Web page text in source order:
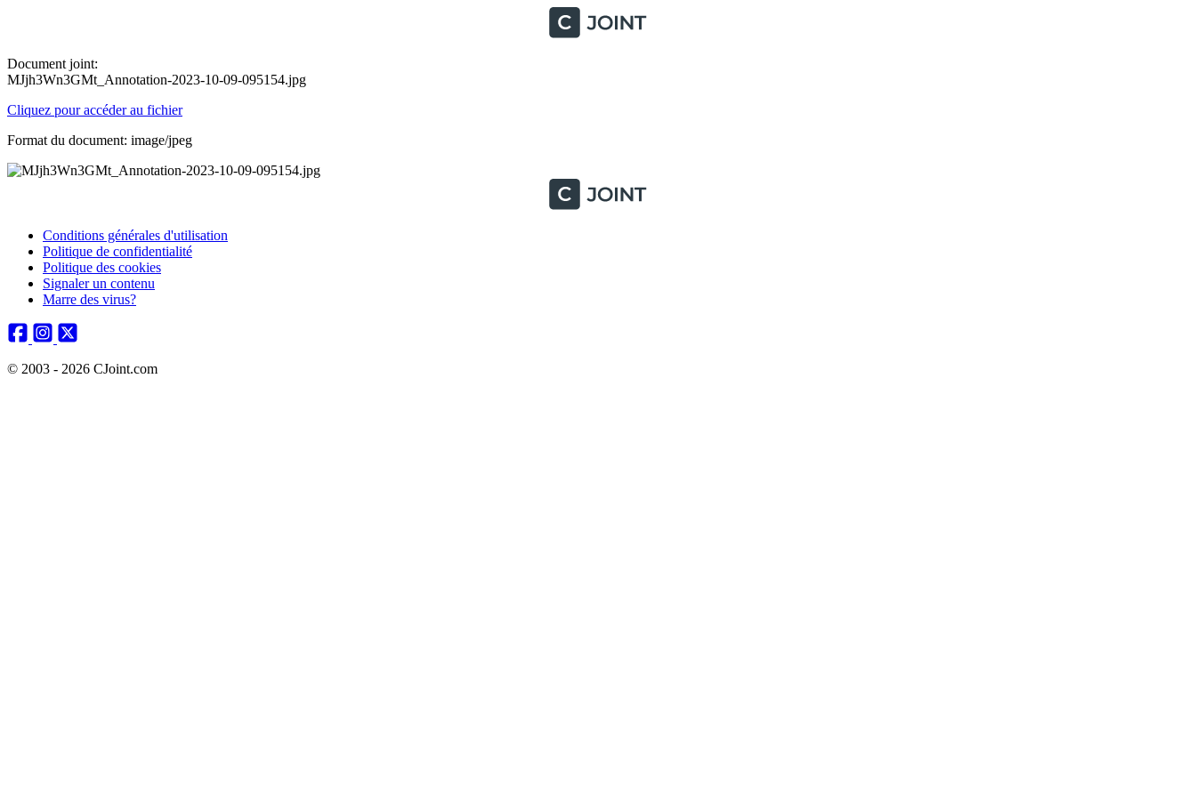
Document joint:
MJjh3Wn3GMt_Annotation-2023-10-09-095154.jpg
Cliquez pour accéder au fichier
Format du document: image/jpeg
Conditions générales d'utilisation
Politique de confidentialité
Politique des cookies
Signaler un contenu
Marre des virus?
© 2003 - 2026 CJoint.com